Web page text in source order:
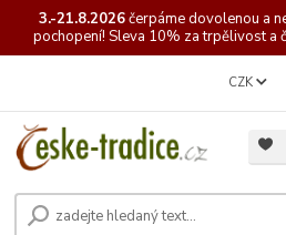
3.-21.8.2026čerpámedovolenou a
pochopení! Sleva 10% za trpělivost a
CZK